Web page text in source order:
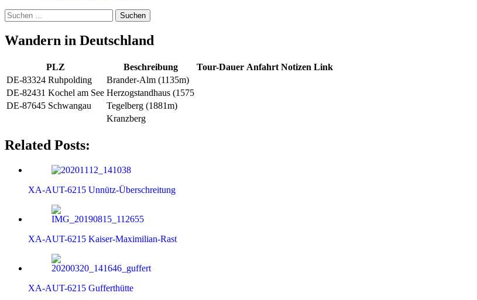
Suchen
nach:
Wandern in Deutschland
PLZ Beschreibung Tour-Dauer Anfahrt Notizen Link
DE-83324 Ruhpolding
Brander-Alm (1135m)
DE-82431 Kochel am See Herzogstandhaus (1575
DE-87645 Schwangau
Tegelberg (1881m)
Kranzberg
Related Posts:
XA-AUT-6215 Unnütz-Überschreitung
XA-AUT-6215 Kaiser-Maximilian-Rast
XA-AUT-6215 Gufferthütte